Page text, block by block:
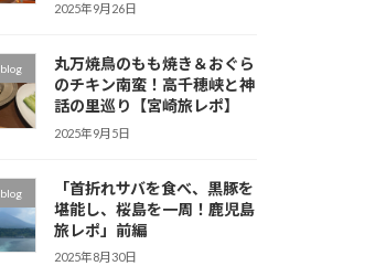
2025年9月26日
blog
丸万焼鳥のもも焼き＆おぐら
のチキン南蛮！高千穂峡と神
話の里巡り【宮崎旅レポ】
2025年9月5日
blog
「首折れサバを食べ、黒豚を
堪能し、桜島を一周！鹿児島
旅レポ」前編
2025年8月30日